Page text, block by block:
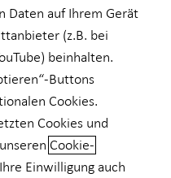
Daten auf Ihrem Gerät
(z.B. bei
beinhalten.
Buttons
Cookies.
Cookies und
Cookie-
Einwilligung auch